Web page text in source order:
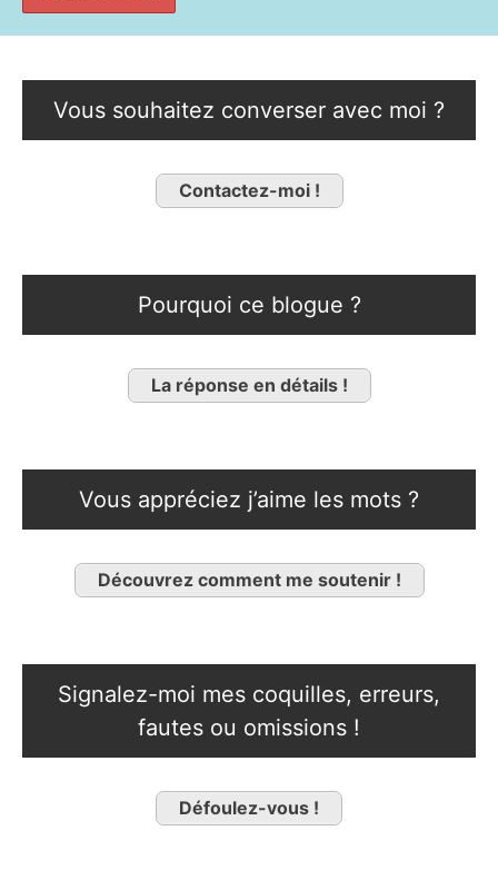
Vous souhaitez converser avec moi ?
Contactez-moi !
Pourquoi ce blogue ?
La réponse en détails !
Vous appréciez j’aime les mots ?
Découvrez comment me soutenir !
Signalez-moi mes coquilles, erreurs,
fautes ou omissions !
Défoulez-vous !